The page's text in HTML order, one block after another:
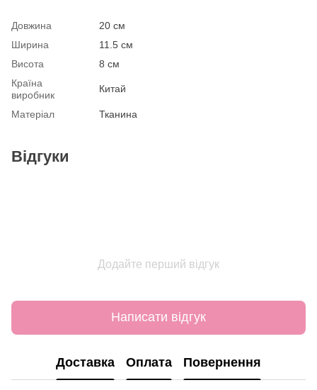
Довжина
20 см
Ширина
11.5 см
Висота
8 см
Країна
виробник
Китай
Матеріал Тканина
Відгуки
Додайте перший відгук
Написати відгук
Доставка Оплата Повернення